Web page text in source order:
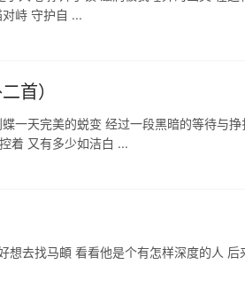
峙 守护自 ...
首）
一天完美的蜕变 经过一段黑暗的等待与
着 又有多少如洁白 ...
去找马頔 看看他是个有怎样深度的人